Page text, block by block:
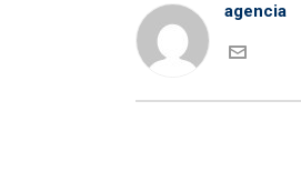
agencia